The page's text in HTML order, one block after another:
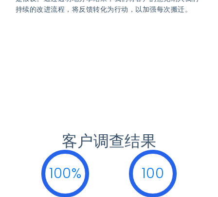
持续的改进流程，将反馈转化为行动，以加强每次搬迁。
客户调查结果
100% 100